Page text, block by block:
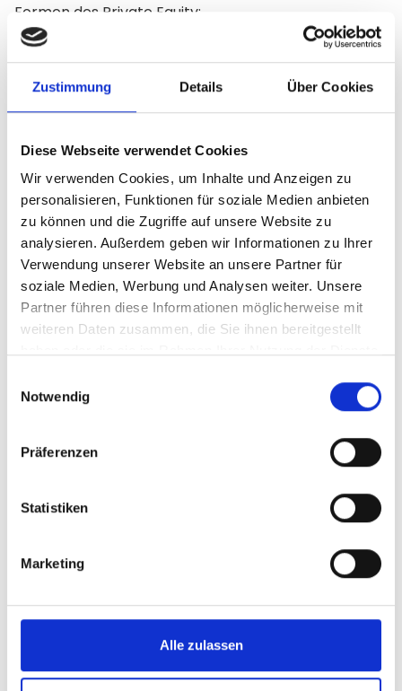
Zustimmung Details Über Cookies
Diese Webseite verwendet Cookies
Wir verwenden Cookies, um Inhalte und Anzeigen zu
personalisieren, Funktionen für soziale Medien anbieten
zu können und die Zugriffe auf unsere Website zu
analysieren. Außerdem geben wir Informationen zu Ihrer
Verwendung unserer Website an unsere Partner für
soziale Medien, Werbung und Analysen weiter. Unsere
Partner führen diese Informationen möglicherweise mit
weiteren Daten zusammen, die Sie ihnen bereitgestellt
Notwendig
Präferenzen
Statistiken
Marketing
Alle zulassen
Formen des Private Equity:
Seed
Financing
Start-up
Financing
Unternehmensgründung &
Produktentwicklung
Early-Stage
Financing
Aufbau von Produktion und
Distribution (Unternehmen ist
bereits am Markt etabliert)
Expansion
Financing
Unternehmen steht vor der
Expansion
Unternehmen steck in einer
Buyout
Unternehmen mit Fremdkapital
Management
Buyout
Finanzierung in der Anfangsphasen - Venture
Capital